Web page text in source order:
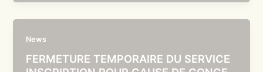
News
FERMETURE TEMPORAIRE DU SERVICE